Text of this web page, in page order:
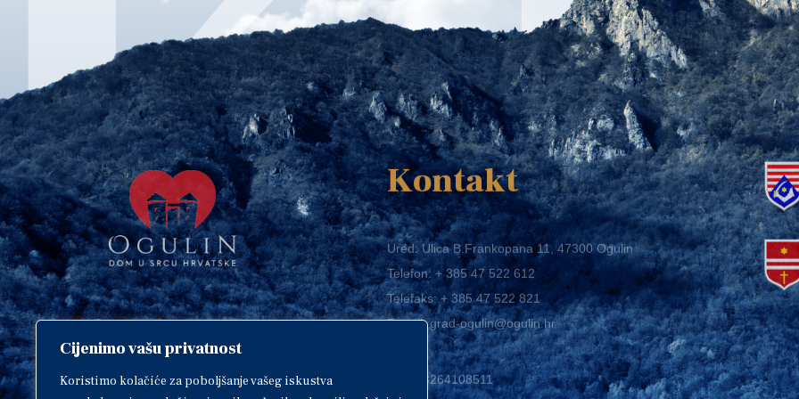
Cijenimo vašu privatnost
Koristimo kolačiće za poboljšanje vašeg iskustva
Copyright © 2018. Grad Ogulin,
sva prava pridržana.
Kontakt
Ured: Ulica B.Frankopana 11, 47300 Ogulin
Telefon:+ 385 47 522 612
Telefaks:+ 385 47 522 821
E-mail:grad-ogulin@ogulin.hr
OIB: 58264108511
IBAN: HR1424020061829700009